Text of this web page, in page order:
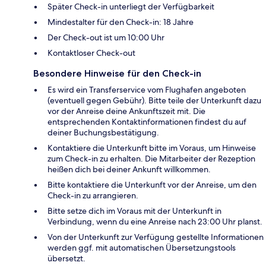
Später Check-in unterliegt der Verfügbarkeit
Mindestalter für den Check-in: 18 Jahre
Der Check-out ist um 10:00 Uhr
Kontaktloser Check-out
Besondere Hinweise für den Check-in
Es wird ein Transferservice vom Flughafen angeboten
(eventuell gegen Gebühr). Bitte teile der Unterkunft dazu
vor der Anreise deine Ankunftszeit mit. Die
entsprechenden Kontaktinformationen findest du auf
deiner Buchungsbestätigung.
Kontaktiere die Unterkunft bitte im Voraus, um Hinweise
zum Check-in zu erhalten. Die Mitarbeiter der Rezeption
heißen dich bei deiner Ankunft willkommen.
Bitte kontaktiere die Unterkunft vor der Anreise, um den
Check-in zu arrangieren.
Bitte setze dich im Voraus mit der Unterkunft in
Verbindung, wenn du eine Anreise nach 23:00 Uhr planst.
Von der Unterkunft zur Verfügung gestellte Informationen
werden ggf. mit automatischen Übersetzungstools
übersetzt.